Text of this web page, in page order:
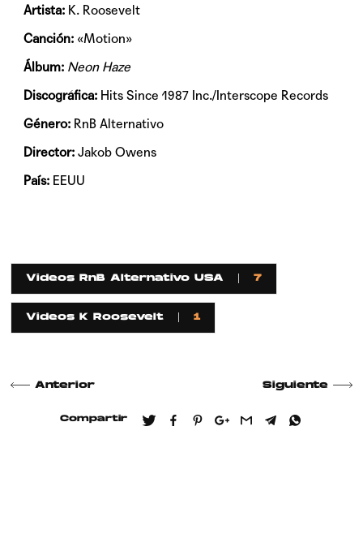
Artista: K. Roosevelt
Canción: «Motion»
Álbum: Neon Haze
Discográfica: Hits Since 1987 Inc./Interscope Records
Género: RnB Alternativo
Director:Jakob Owens
País: EEUU
Videos RnB Alternativo USA 7
Videos K Roosevelt 1
Anterior Siguiente
Compartir